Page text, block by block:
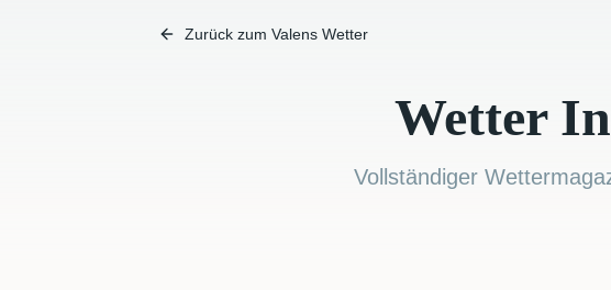
Zurück zum Valens Wetter
Wetter
Vollständiger